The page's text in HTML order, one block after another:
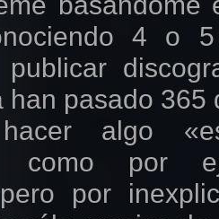
Last.fm),
licencia GPL.
ojo,
libre.
formatos
parezca
4 o
han pasado 365
algo
como por
por